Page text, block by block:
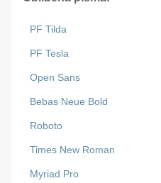
PF Tilda
PF Tesla
Open Sans
Bebas Neue Bold
Roboto
Times New Roman
Myriad Pro